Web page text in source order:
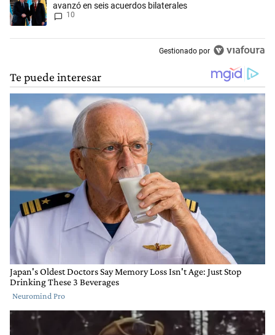
avanzó en seis acuerdos bilaterales
10
Gestionado por